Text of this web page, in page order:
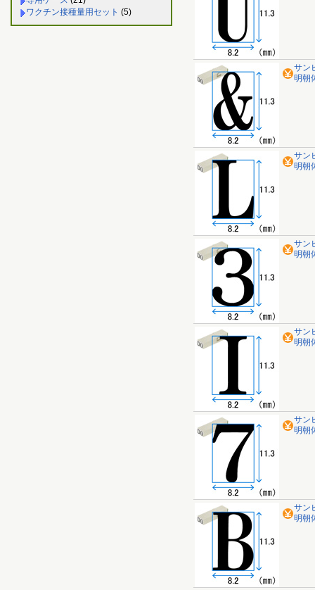
ワクチン接種量用セット (5)
サン
明朝
サン
明朝
サン
明朝
サン
明朝
サン
明朝
サン
明朝